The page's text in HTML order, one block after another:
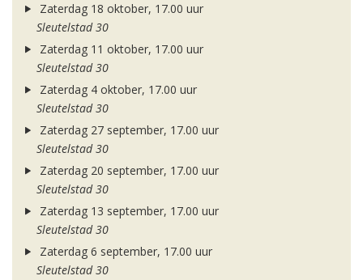
Zaterdag 18 oktober, 17.00 uur
Sleutelstad 30
Zaterdag 11 oktober, 17.00 uur
Sleutelstad 30
Zaterdag 4 oktober, 17.00 uur
Sleutelstad 30
Zaterdag 27 september, 17.00 uur
Sleutelstad 30
Zaterdag 20 september, 17.00 uur
Sleutelstad 30
Zaterdag 13 september, 17.00 uur
Sleutelstad 30
Zaterdag 6 september, 17.00 uur
Sleutelstad 30